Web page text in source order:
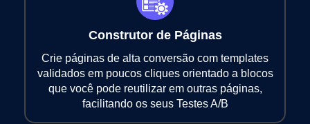
Construtor de Páginas
Crie páginas de alta conversão com templates
validados em poucos cliques orientado a blocos
que você pode reutilizar em outras páginas,
facilitando os seus Testes A/B